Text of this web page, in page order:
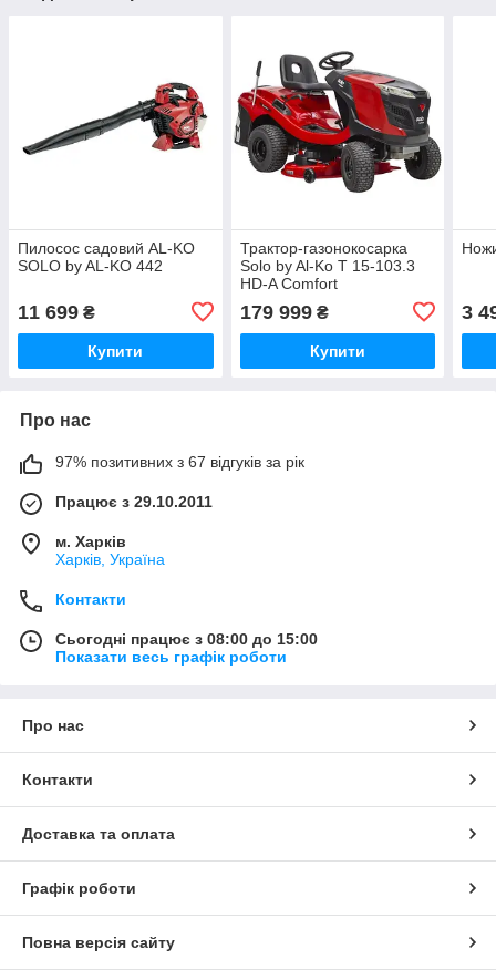
Пилосос садовий AL-KO
SOLO by AL-KO 442
11 699 ₴
Купити
Трактор-газонокосарка
Solo by Al-Ko T 15-103.3
HD-A Comfort
179 999₴
Купити
3
Про нас
97% позитивних з 67 відгуків за рік
Працює з 29.10.2011
м. Харків
Харків, Україна
Контакти
Сьогодні працює з 08:00 до 15:00
Показати весь графік роботи
Про нас
Контакти
Доставка та оплата
Графік роботи
Повна версія сайту